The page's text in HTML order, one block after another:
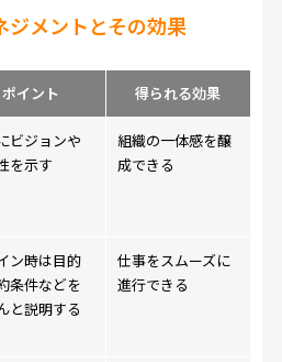
ジメントとその効果
ポイント 得られる効果
ビジョンや
を示す
組織の一体感を醸
成できる
ン時は目的
条件などを
と説明する
仕事をスムーズに
進行できる